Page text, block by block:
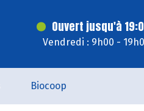
Ouvert jusqu'à
Vendredi : 9h00 -
Biocoop